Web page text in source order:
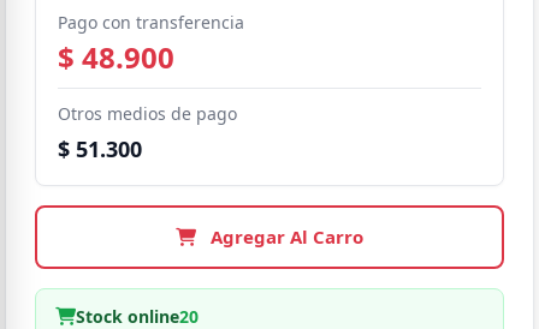
Pago con transferencia
$ 48.900
Otros medios de pago
$ 51.300
Agregar Al Carro
Stock online20